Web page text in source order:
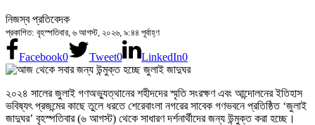
নিজস্ব প্রতিবেদক
প্রকাশিত: বৃহস্পতিবার, ৬ আগস্ট, ২০২৬, ৯:৪৪ পূর্বাহ্ণ
Facebook0 Tweet0 LinkedIn0
২০২৪ সালের জুলাই গণঅভ্যুত্থানের শহীদদের স্মৃতি সংরক্ষণ এবং আন্দোলনের ইতিহাস
ভবিষ্যৎ প্রজন্মের কাছে তুলে ধরতে শেরেবাংলা নগরের সাবেক গণভবনে প্রতিষ্ঠিত ‘জুলাই
জাদুঘর’ বৃহস্পতিবার (৬ আগস্ট) থেকে সাধারণ দর্শনার্থীদের জন্য উন্মুক্ত করা হচ্ছে।